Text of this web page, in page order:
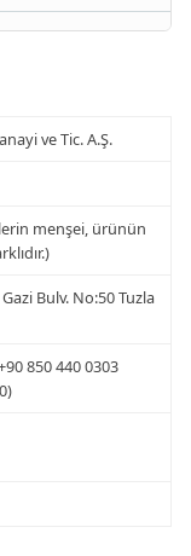
ve Tic. A.Ş.
menşei, ürünün
Bulv. No:50 Tuzla
850 440 0303